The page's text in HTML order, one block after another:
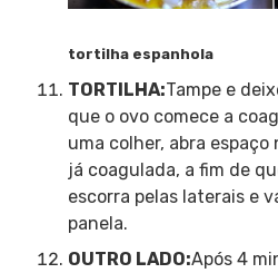
tortilha espanhola
TORTILHA:Tampe e
que o ovo comece a
uma colher, abra
já coagulada, a fim de
escorra pelas laterais e
panela.
OUTRO LADO:Após 4